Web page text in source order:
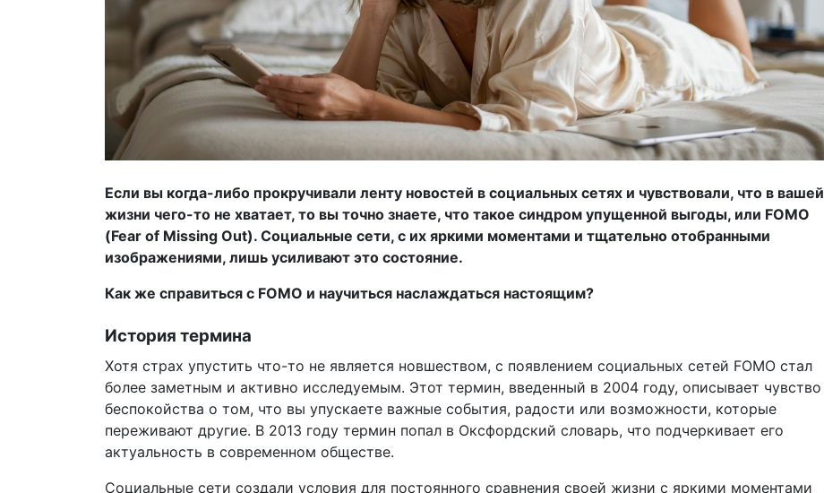
Если вы когда-либо прокручивали ленту новостей в социальных сетях и чувствовали, что в вашей
жизни чего-то не хватает, то вы точно знаете, что такое синдром упущенной выгоды, или FOMO
(Fear of Missing Out). Социальные сети, с их яркими моментами и тщательно отобранными
изображениями, лишь усиливают это состояние.
Как же справиться с FOMO и научиться наслаждаться настоящим?
История термина
Хотя страх упустить что-то не является новшеством, с появлением социальных сетей FOMO стал
более заметным и активно исследуемым. Этот термин, введенный в 2004 году, описывает чувство
беспокойства о том, что вы упускаете важные события, радости или возможности, которые
переживают другие. В 2013 году термин попал в Оксфордский словарь, что подчеркивает его
актуальность в современном обществе.
Социальные сети создали условия для постоянного сравнения своей жизни с яркими моментами